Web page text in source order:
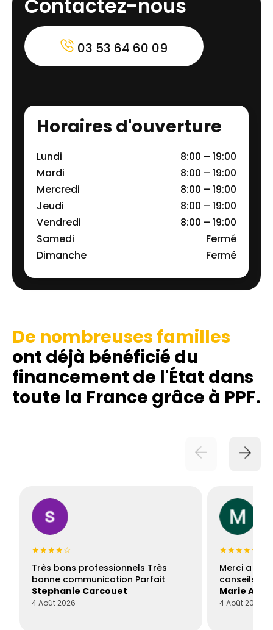
Contactez-nous
03 53 64 60 09
Horaires d'ouverture
Lundi
8:00 – 19:00
Mardi
8:00 – 19:00
Mercredi
8:00 – 19:00
Jeudi
8:00 – 19:00
Vendredi
8:00 – 19:00
Samedi
Fermé
Dimanche
Fermé
De nombreuses familles
ont déjà bénéficié du
financement de l'État dans
toute la France grâce à PPF.
★★★★☆
Très bons professionnels Très
bonne communication Parfait
Stephanie Carcouet
4 Août 2026
★★★★★
Merci a
conseils
Marie
4 Août 2026